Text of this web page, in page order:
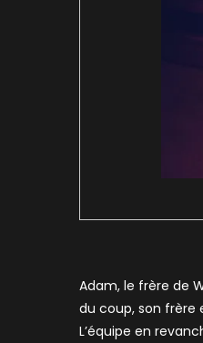
Adam, le frère de
du coup, son frère
L’équipe en